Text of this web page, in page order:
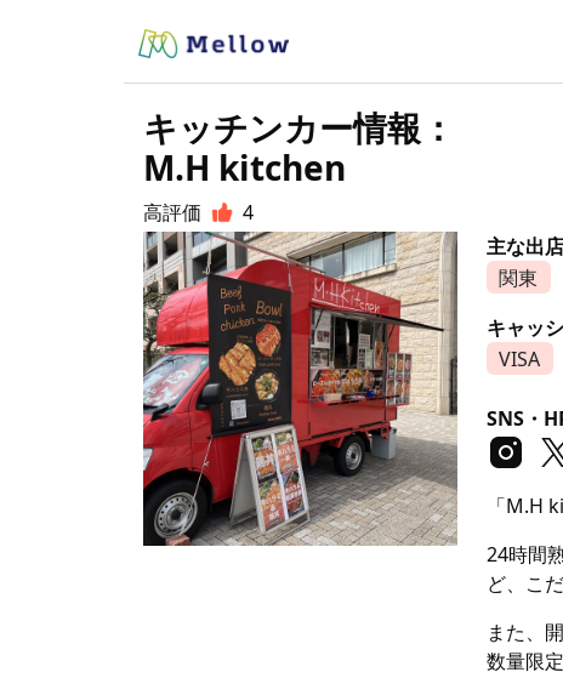
キッチンカー情報：
M.H kitchen
高評価
4
主な出
関東
キャッ
VISA
SNS・
「M.H
24時間
ど、こ
また、
数量限